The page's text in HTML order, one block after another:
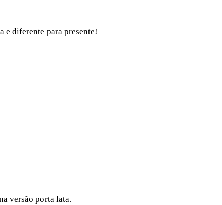
e diferente para presente!
versão porta lata.